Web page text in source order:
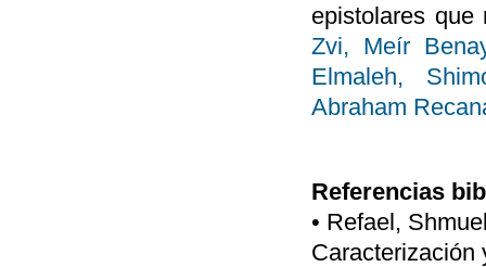
epistolares
Zvi, Meír
Elmaleh,
Abraham
Referencias
• Refael,
Caracterización